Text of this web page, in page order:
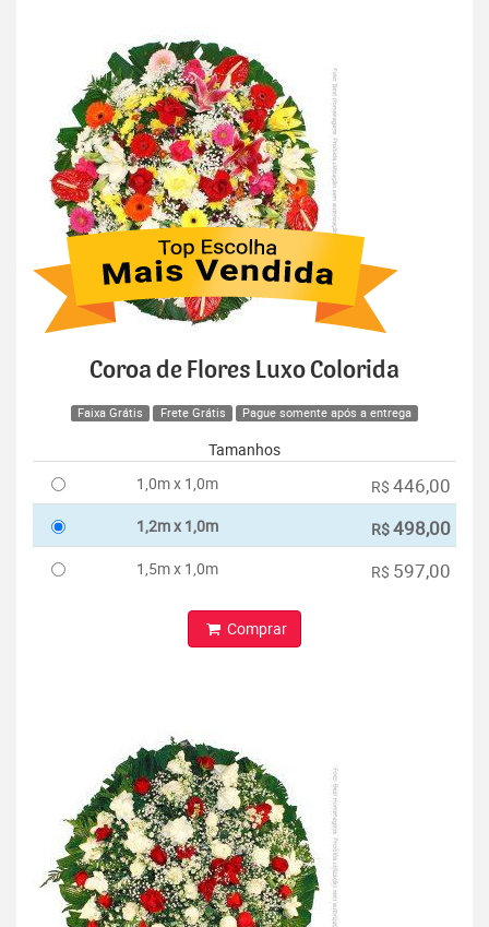
Coroa de Flores Luxo Colorida
Faixa Grátis Frete Grátis Pague somente após a entrega
Tamanhos
1,0m x 1,0m
R$ 446,00
1,2m x 1,0m R$498,00
1,5m x 1,0m R$ 597,00
Comprar